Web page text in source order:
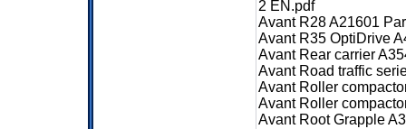
2 EN.pdf
Avant R28 A21601
Avant R35 OptiDrive
Avant Rear carrier
Avant Road traffic
Avant Roller
Avant Roller
Avant Root Grapple